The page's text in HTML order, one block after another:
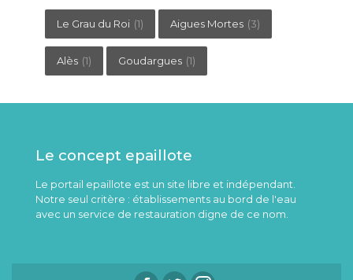
Le Grau du Roi (1) Aigues Mortes (3)
Alès (1) Goudargues (1)
Le concept epaillote
Le portail epaillote est un site libre et indépendant.
Notre seul critère : établissements au bord de l'eau
avec un service de restauration digne de ce nom.